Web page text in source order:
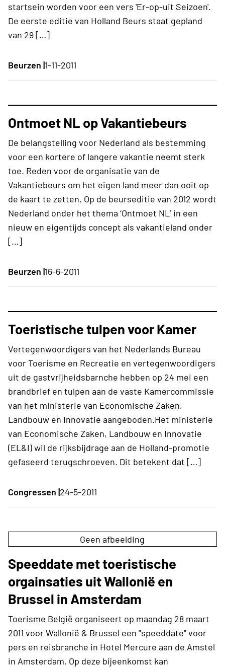
startsein worden voor een vers 'Er-op-uit Seizoen'.
De eerste editie van Holland Beurs staat gepland
van 29 […]
Beurzen |1-11-2011
Ontmoet NL op Vakantiebeurs
De belangstelling voor Nederland als bestemming
voor een kortere of langere vakantie neemt sterk
toe. Reden voor de organisatie van de
Vakantiebeurs om het eigen land meer dan ooit op
de kaart te zetten. Op de beurseditie van 2012 wordt
Nederland onder het thema ‘Ontmoet NL’ in een
nieuw en eigentijds concept als vakantieland onder
[…]
Beurzen |16-6-2011
Toeristische tulpen voor Kamer
Vertegenwoordigers van het Nederlands Bureau
voor Toerisme en Recreatie en vertegenwoordigers
uit de gastvrijheidsbarnche hebben op 24 mei een
brandbrief en tulpen aan de vaste Kamercommissie
van het ministerie van Economische Zaken,
Landbouw en Innovatie aangeboden.Het ministerie
van Economische Zaken, Landbouw en Innovatie
(EL&I) wil de rijksbijdrage aan de Holland-promotie
gefaseerd terugschroeven. Dit betekent dat […]
Congressen |24-5-2011
Geen afbeelding
Speeddate met toeristische
orgainsaties uit Wallonië en
Brussel in Amsterdam
Toerisme België organiseert op maandag 28 maart
2011 voor Wallonië & Brussel een "speeddate" voor
pers en reisbranche in Hotel Mercure aan de Amstel
in Amsterdam. Op deze bijeenkomst kan